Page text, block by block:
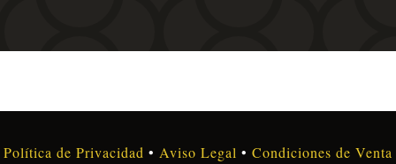
Política de Privacidad • Aviso Legal • Condiciones de Venta